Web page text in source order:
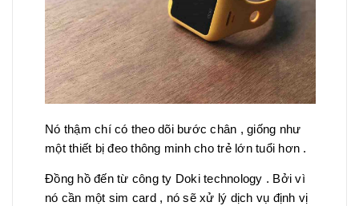
Nó thậm chí có theo dõi bước chân , giống như
một thiết bị đeo thông minh cho trẻ lớn tuổi hơn .
Đồng hồ đến từ công ty Doki technology . Bởi vì
nó cần một sim card , nó sẽ xử lý dịch vụ định vị